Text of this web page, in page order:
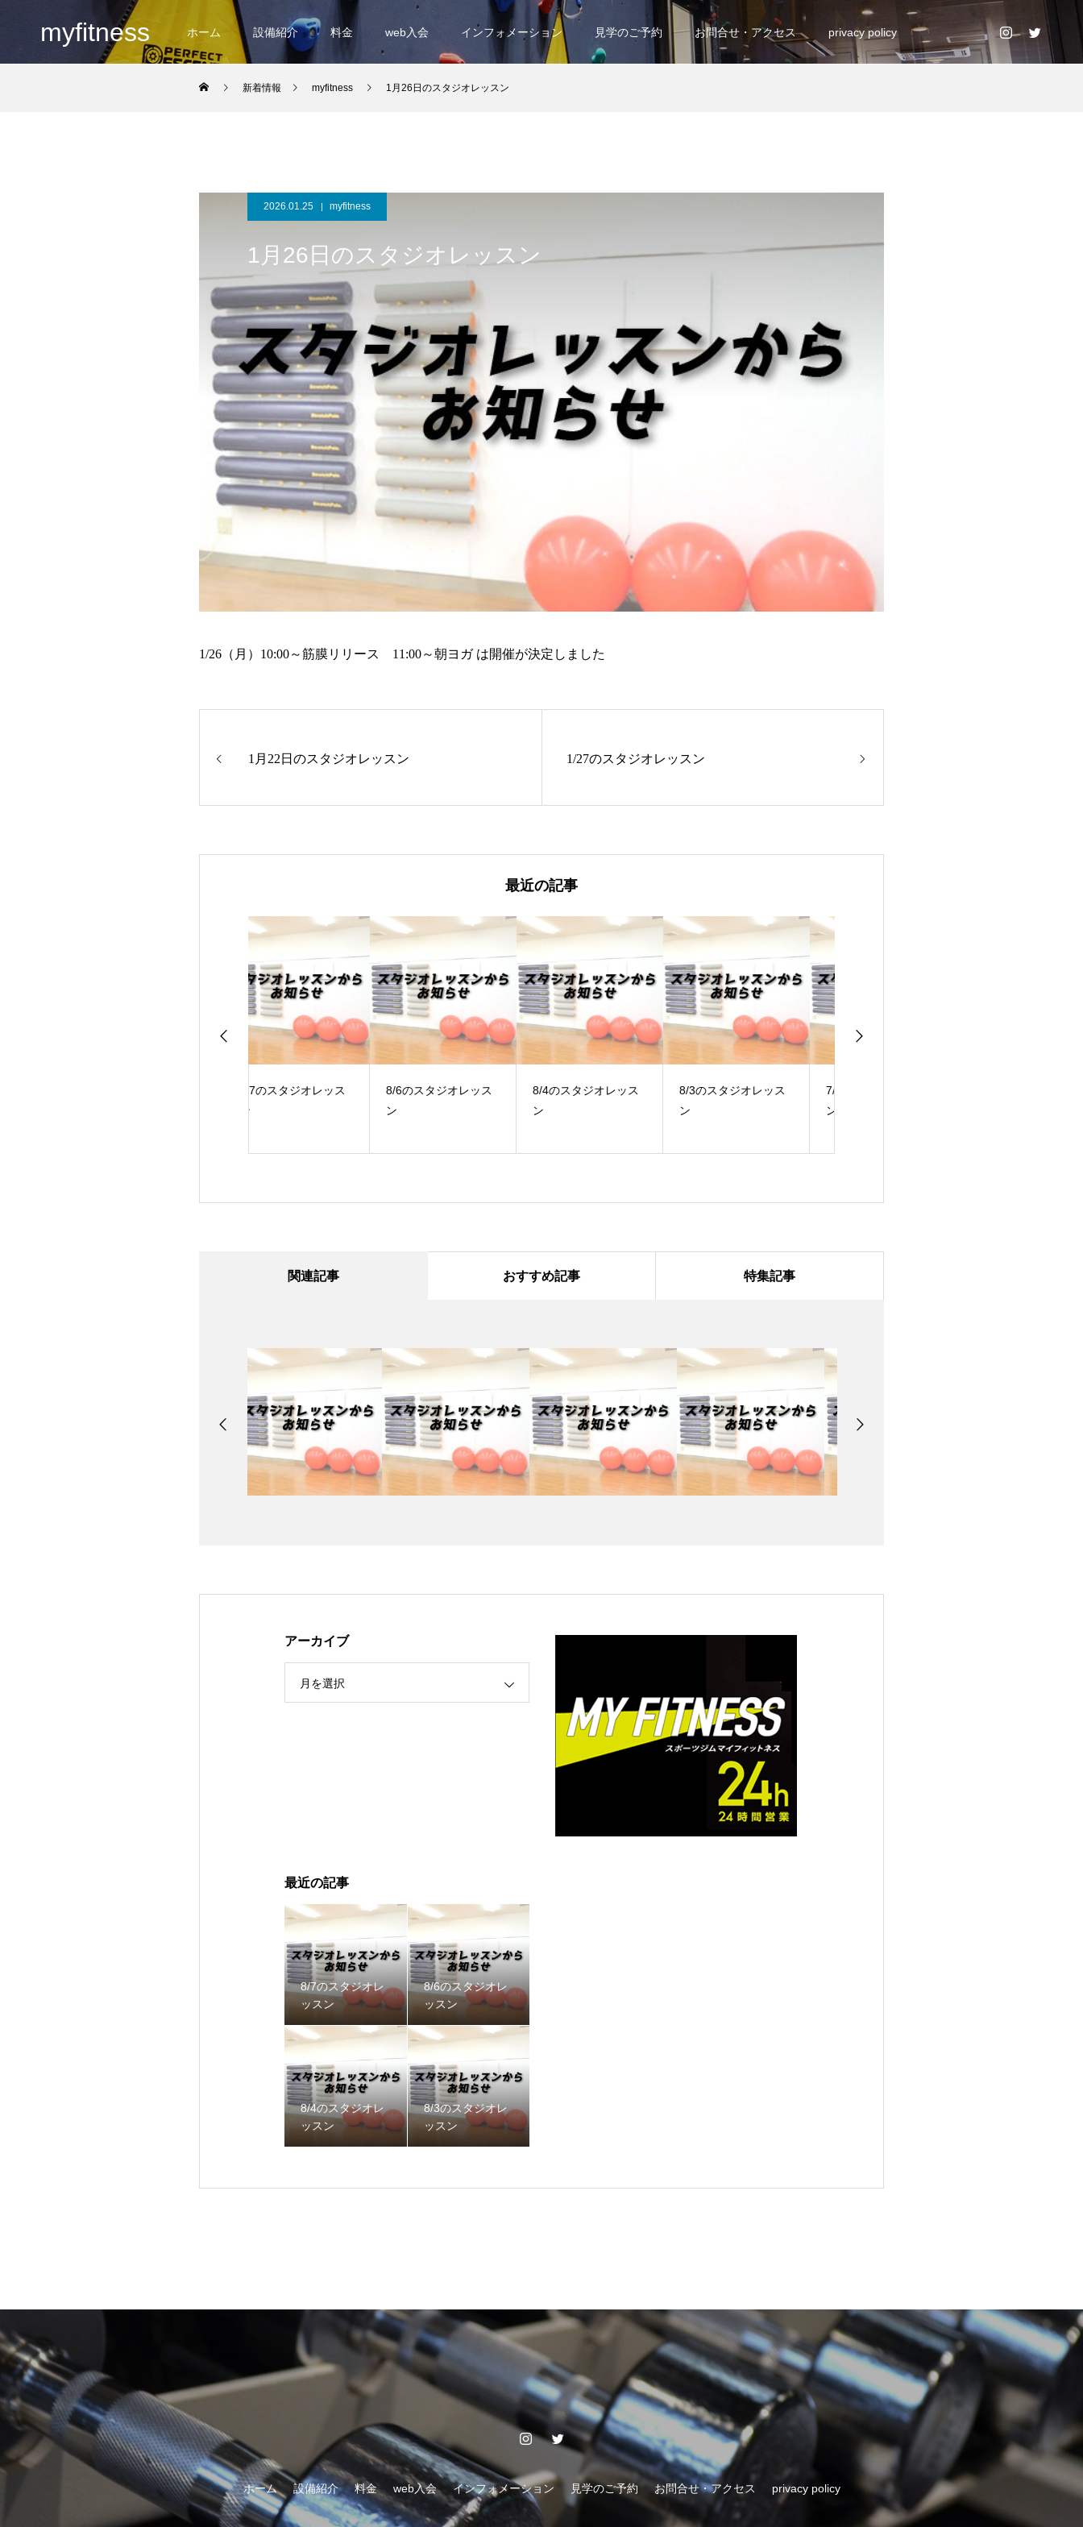
myfitness ホーム 設備紹介 料金 web入会 インフォメーション 見学のご予約 お問合せ・アクセス privacy policy
新着情報 myfitness 1月26日のスタジオレッスン
2026.01.25 myfitness
1月26日のスタジオレッスン
1/26（月）10:00～筋膜リリース 11:00～朝ヨガ は開催が決定しました
1月22日のスタジオレッスン 1/27のスタジオレッスン
最近の記事
8/6のスタジオレッス
8/4のスタジオレッス
8/3のスタジオレッス
7/31のスタジオレッス
関連記事 おすすめ記事 特集記事
アーカイブ
月を選択
最近の記事
8/7のスタジオレ
ッスン
8/6のスタジオレ
ッスン
8/4のスタジオレ
ッスン
8/3のスタジオレ
ッスン
ホーム 設備紹介 料金 web入会 インフォメーション 見学のご予約 お問合せ・アクセス privacy policy